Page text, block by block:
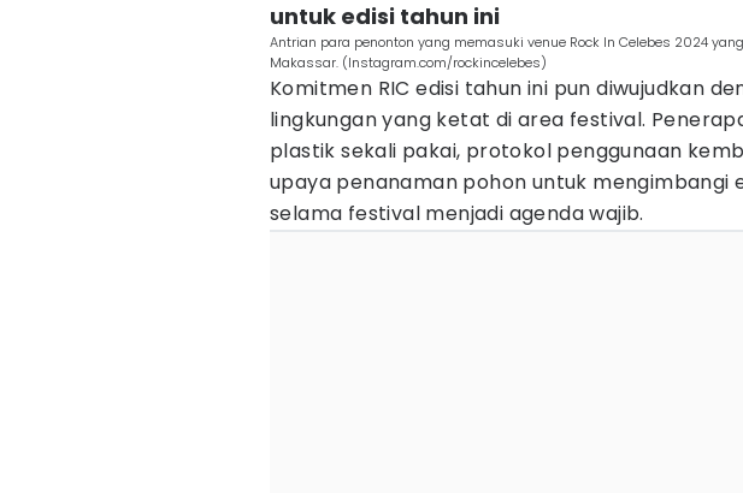
untuk edisi tahun ini
Antrian para penonton yang memasuki venue Rock In Celebes 2024
Makassar. (Instagram.com/rockincelebes)
Komitmen RIC edisi tahun ini pun diwujudkan
lingkungan yang ketat di area festival.
plastik sekali pakai, protokol penggunaan
upaya penanaman pohon untuk mengimbangi
selama festival menjadi agenda wajib.